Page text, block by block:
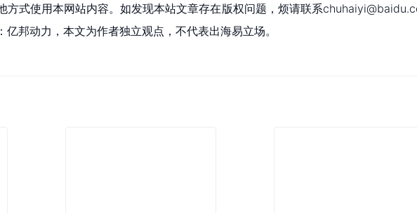
方式使用本网站内容。如发现本站文章存在版权问题，烦请联系
邦动力，本文为作者独立观点，不代表出海易立场。